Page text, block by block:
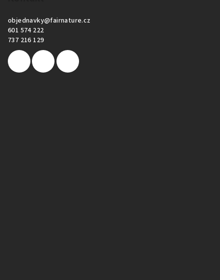
objednavky@fairnature.cz
601 574 222
737 216 129